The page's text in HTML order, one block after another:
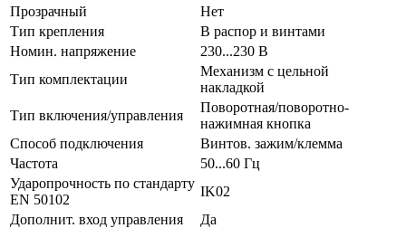
Прозрачный
Нет
Тип крепления
В распор и винтами
Номин. напряжение
230...230 В
Тип комплектации
Механизм с цельной
накладкой
Тип включения/управления
Поворотная/поворотно-
нажимная кнопка
Способ подключения
Винтов. зажим/клемма
Частота
50...60 Гц
Ударопрочность по стандарту
EN 50102
IK02
Дополнит. вход управления
Да